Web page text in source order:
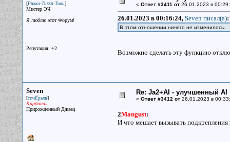
[Рикки-Тикки-Тави]
Мистер ЭЧ
Я люблю этот Форум!
Репутация: +2
« Ответ #3411 от26.01.2023 в
26.01.2023 в 00:16:24, Seven писал(a):
В этом отношении ничего не изменилось.
Возможно сделать эту функцию
Seven
[семЁрыш]
Кардинал
Прирожденный Джаец
Re: Ja2+AI - улучшенный AI
« Ответ #3412 от26.01.2023 в
2Mangust:
И что мешает вызывать подкрепления